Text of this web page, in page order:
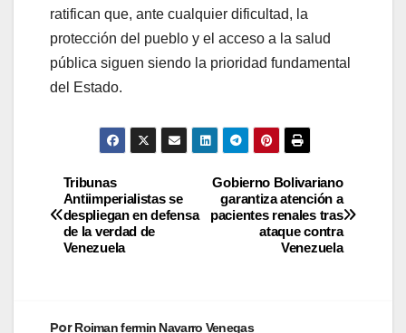
ratifican que, ante cualquier dificultad, la
protección del pueblo y el acceso a la salud
pública siguen siendo la prioridad fundamental
del Estado.
Gobierno Bolivariano
garantiza atención a
pacientes renales tras
ataque contra
Venezuela
Tribunas
Antiimperialistas se
despliegan en defensa
de la verdad de
Venezuela
PorRoiman fermin Navarro Venegas